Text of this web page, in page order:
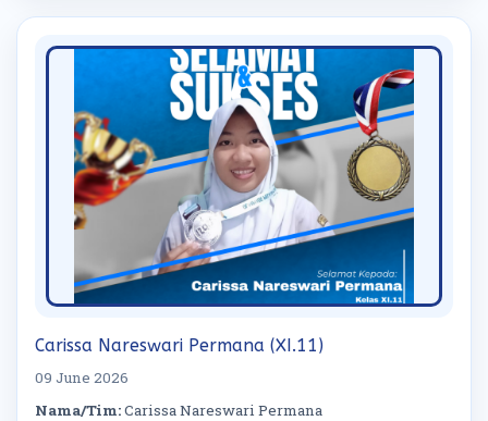
Carissa Nareswari Permana (XI.11)
09 June 2026
Nama/Tim:Carissa Nareswari Permana